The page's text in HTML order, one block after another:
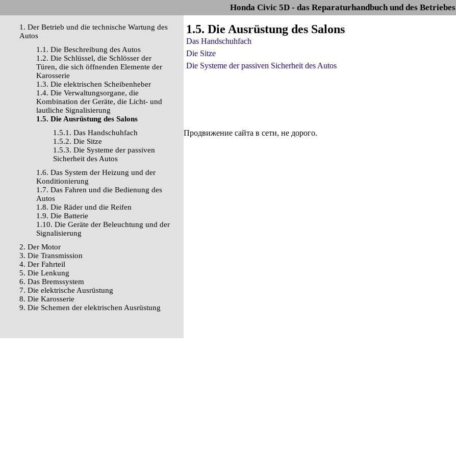
Honda Civic 5D - das Reparaturhandbuch und des Betriebes
1. Der Betrieb und die technische Wartung des
Autos
1.1. Die Beschreibung des Autos
1.2. Die Schlüssel, die Schlösser der
Türen, die sich öffnenden Elemente der
Karosserie
1.3. Die elektrischen Scheibenheber
1.4. Die Verwaltungsorgane, die
Kombination der Geräte, die Licht- und
lautliche Signalisierung
1.5. Die Ausrüstung des Salons
1.5.1. Das Handschuhfach
1.5.2. Die Sitze
1.5.3. Die Systeme der passiven
Sicherheit des Autos
1.6. Das System der Heizung und der
Konditionierung
1.7. Das Fahren und die Bedienung des
Autos
1.8. Die Räder und die Reifen
1.9. Die Batterie
1.10. Die Geräte der Beleuchtung und der
Signalisierung
2. Der Motor
3. Die Transmission
4. Der Fahrteil
5. Die Lenkung
6. Das Bremssystem
7. Die elektrische Ausrüstung
8. Die Karosserie
9. Die Schemen der elektrischen Ausrüstung
1.5. Die Ausrüstung des Salons
Das Handschuhfach
Die Sitze
Die Systeme der passiven Sicherheit des Autos
Продвижение сайта в сети, не дорого.